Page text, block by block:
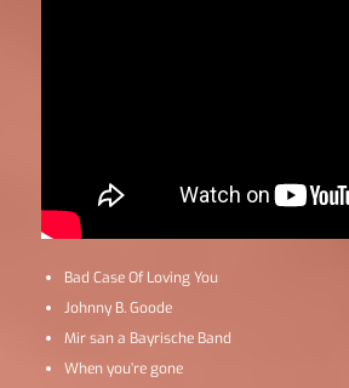
Bad Case Of Loving You
Johnny B. Goode
Mir san a Bayrische Band
When you’re gone